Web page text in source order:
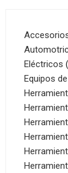
Eléctricos
Equipos